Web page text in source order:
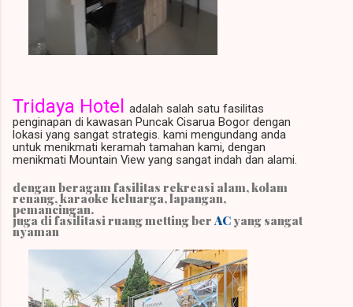
Tridaya Hotel adalah salah satu fasilitas
penginapan di kawasan Puncak Cisarua Bogor dengan
lokasi yang sangat strategis. kami mengundang anda
untuk menikmati keramah tamahan kami, dengan
menikmati Mountain View yang sangat indah dan alami.
dengan beragam fasilitas rekreasi alam, kolam
renang, karaoke keluarga, lapangan,
pemancingan.
juga di fasilitasi ruang metting berACyang sangat
nyaman